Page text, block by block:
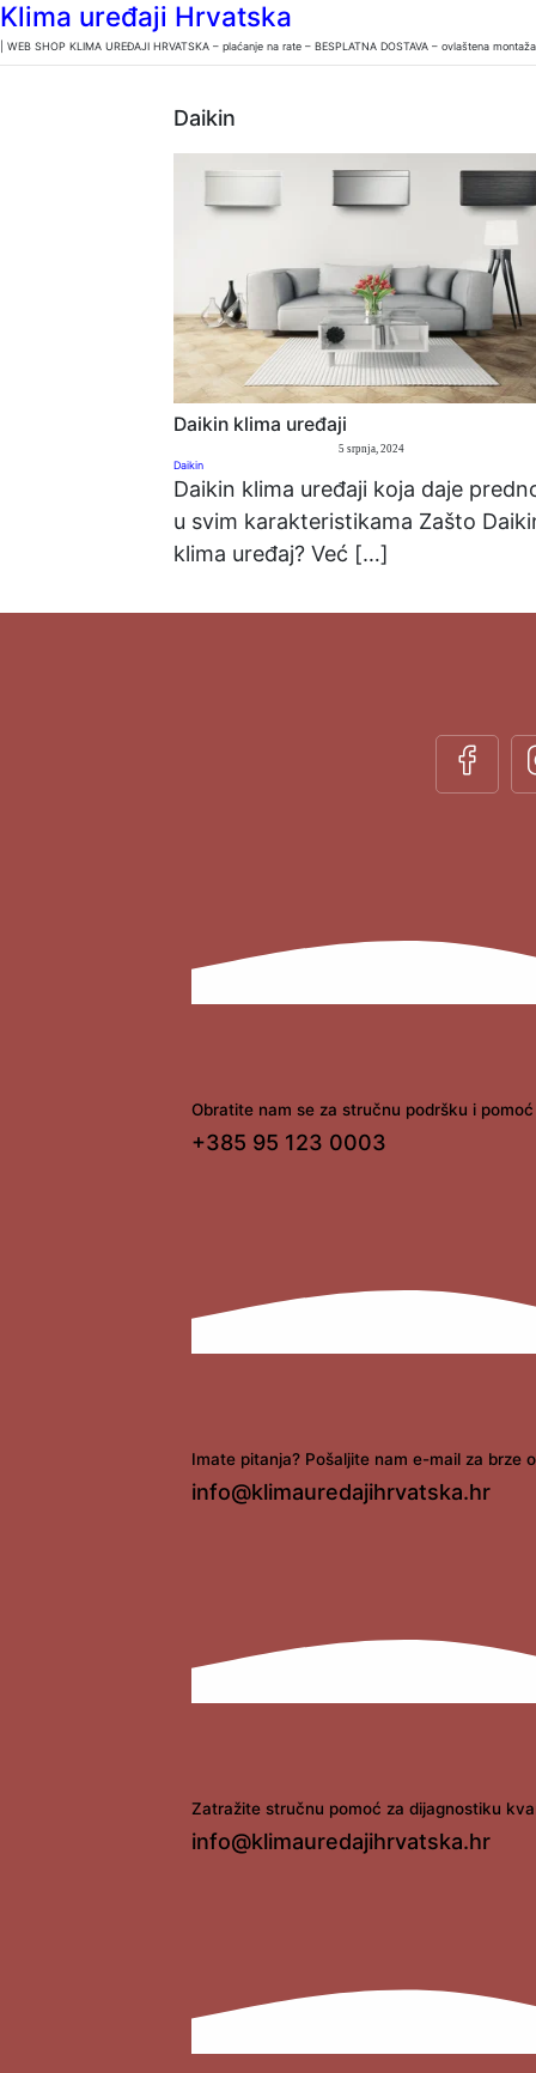
Klima uređaji Hrvatska
| WEB SHOP KLIMA UREĐAJI HRVATSKA – plaćanje na rate – BESPLATNA DOSTAVA – ovlaštena
Daikin
Daikin klima uređaji
5 srpnja, 2024
Daikin
Daikin klima uređaji koja daje
u svim karakteristikama Zašto
klima uređaj? Već […]
Obratite nam se za stručnu podršku i
+385 95 123 0003
Imate pitanja? Pošaljite nam e-mail za brze
info@klimauredajihrvatska.hr
Zatražite stručnu pomoć za dijagnostiku
info@klimauredajihrvatska.hr